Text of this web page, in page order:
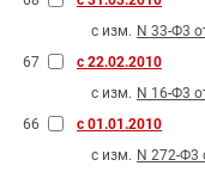
с изм. N 33-Ф3
67
с 22.02.2010
с изм. N 16-Ф3
66
с 01.01.2010
с изм. N 272-Ф3